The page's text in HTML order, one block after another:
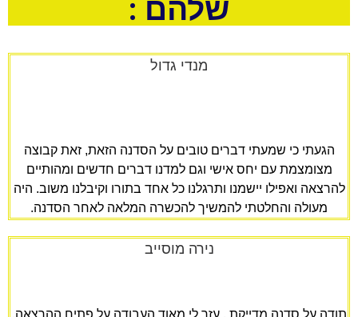
שלהם :
מנדי גדול
הגעתי כי שמעתי דברים טובים על הסדנה הזאת, זאת קבוצה
מצומצמת עם יחס אישי וגם למדנו דברים חדשים ומהותיים
להרצאה ואפילו יישמנו ותרגלנו כל אחד בתורו וקיבלנו משוב. היה
מעולה והחלטתי להמשיך להכשרה המלאה לאחר הסדנה.
נירה מוסייב